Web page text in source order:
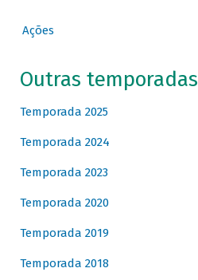
Ações
Outras temporadas
Temporada 2025
Temporada 2024
Temporada 2023
Temporada 2020
Temporada 2019
Temporada 2018